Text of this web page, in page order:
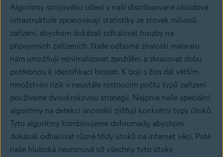
Algoritmy strojového učení v naší distribuované cloudové
infrastruktuře zpracovávají statistiky ze stovek milionů
zařízení, abychom dokázali odhalovat hrozby na
připojených zařízeních. Naše odborné znalosti malwaru
nám umožňují minimalizovat zpoždění a zkracovat dobu
potřebnou k identifikaci hrozeb. K boji s čím dál větším
množstvím rizik v neustále rostoucím počtu typů zařízení
používáme dvoukrokovou strategii. Nejprve naše speciální
algoritmy na detekci anomálií zjišťují konkrétní typy útoků.
Tyto algoritmy kombinujeme dohromady, abychom
dokázali odhalovat různé třídy útoků na internet věcí. Poté
naše hluboká neuronová síť všechny tyto útoky